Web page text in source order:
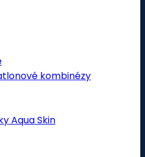
kombinézy
Aqua Skin